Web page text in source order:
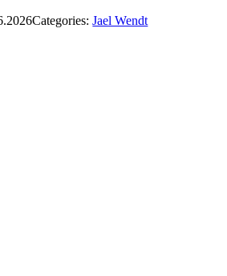
Categories:Jael Wendt